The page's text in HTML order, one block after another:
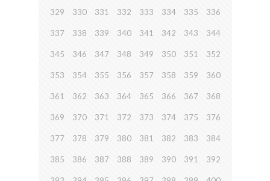
329 330 331 332 333 334 335 336
337 338 339 340 341 342 343 344
345 346 347 348 349 350 351 352
353 354 355 356 357 358 359 360
361 362 363 364 365 366 367 368
369 370 371 372 373 374 375 376
377 378 379 380 381 382 383 384
385 386 387 388 389 390 391 392